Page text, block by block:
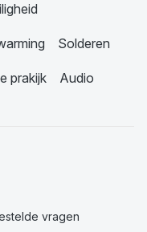
Solderen
prakijk Audio
vragen